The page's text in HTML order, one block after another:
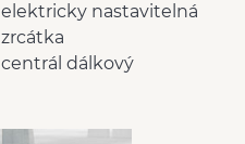
elektricky nastavitelná
zrcátka
centrál dálkový